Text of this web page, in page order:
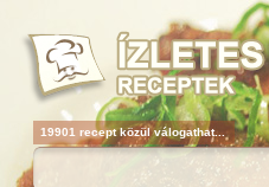
19901 recept közül válogathat...